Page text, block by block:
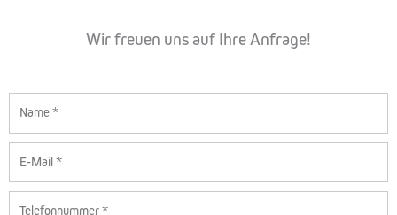
Wir freuen uns auf Ihre Anfrage!
Name
E-
Mail
Telefon